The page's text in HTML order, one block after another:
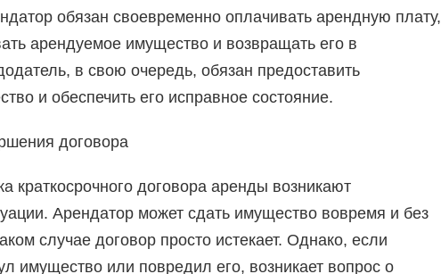
обязан своевременно оплачивать арендную плату,
арендуемое имущество и возвращать его в
в свою очередь, обязан предоставить
и обеспечить его исправное состояние.
договора
краткосрочного договора аренды возникают
Арендатор может сдать имущество вовремя и без
случае договор просто истекает. Однако, если
имущество или повредил его, возникает вопрос о